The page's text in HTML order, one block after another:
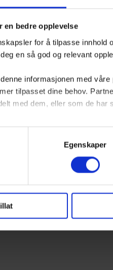
en bedre opplevelse
for å tilpasse innhold
en så god og relevant
informasjonen med
tilpasset dine behov.
med dem, eller som de
hvilke cookies du vil tillate,
for deg.
Egenskaper